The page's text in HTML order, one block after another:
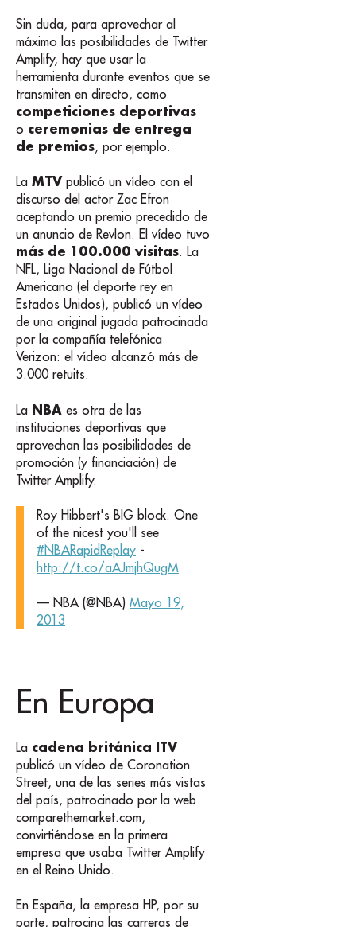
Sin duda, para aprovechar al
máximo las posibilidades de Twitter
Amplify, hay que usar la
herramienta durante eventos que se
transmiten en directo, como
competiciones deportivas
o ceremonias de entrega
de premios, por ejemplo.
La MTVpublicó un vídeo con el
discurso del actor Zac Efron
aceptando un premio precedido de
un anuncio de Revlon. El vídeo tuvo
más de 100.000 visitas. La
NFL, Liga Nacional de Fútbol
Americano (el deporte rey en
Estados Unidos), publicó un vídeo
de una original jugada patrocinada
por la compañía telefónica
Verizon: el vídeo alcanzó más de
3.000 retuits.
La NBA es otra de las
instituciones deportivas que
aprovechan las posibilidades de
promoción (y financiación) de
Twitter Amplify.
Roy Hibbert's BIG block. One
of the nicest you'll see
#NBARapidReplay -
http://t.co/aAJmjhQugM
— NBA (@NBA) Mayo 19,
2013
En Europa
La cadena británica ITV
publicó un vídeo de Coronation
Street, una de las series más vistas
del país, patrocinado por la web
comparethemarket.com,
convirtiéndose en la primera
empresa que usaba Twitter Amplify
en el Reino Unido.
En España, la empresa HP, por su
parte, patrocina las carreras de